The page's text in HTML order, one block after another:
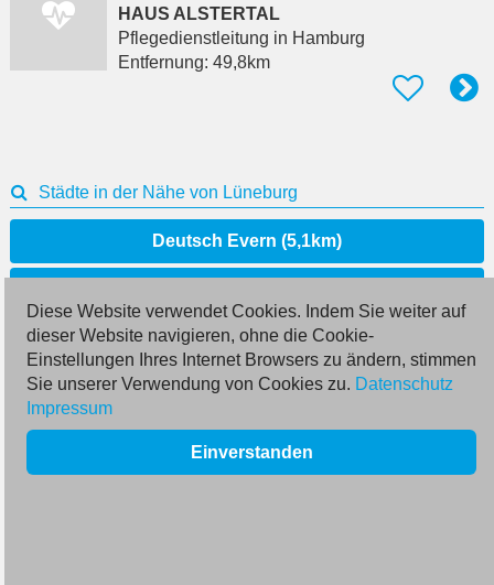
HAUS ALSTERTAL
Pflegedienstleitung in Hamburg
Entfernung: 49,8km
Städte in der Nähe von Lüneburg
Deutsch Evern (5,1km)
Vögelsen (5,7km)
Bardowick (6,1km)
Kirchgellersen (7,7km)
Diese Website verwendet Cookies. Indem Sie weiter auf
dieser Website navigieren, ohne die Cookie-
Einstellungen Ihres Internet Browsers zu ändern, stimmen
Sie unserer Verwendung von Cookies zu. Datenschutz
Impressum
Einverstanden